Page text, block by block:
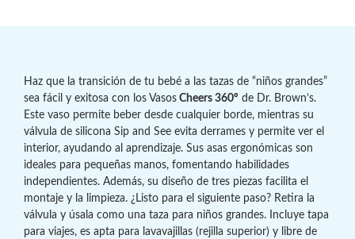
Haz que la transición de tu bebé a las tazas de “niños grandes”
sea fácil y exitosa con los Vasos Cheers 360º de Dr. Brown’s.
Este vaso permite beber desde cualquier borde, mientras su
válvula de silicona Sip and See evita derrames y permite ver el
interior, ayudando al aprendizaje. Sus asas ergonómicas son
ideales para pequeñas manos, fomentando habilidades
independientes. Además, su diseño de tres piezas facilita el
montaje y la limpieza. ¿Listo para el siguiente paso? Retira la
válvula y úsala como una taza para niños grandes. Incluye tapa
para viajes, es apta para lavavajillas (rejilla superior) y libre de